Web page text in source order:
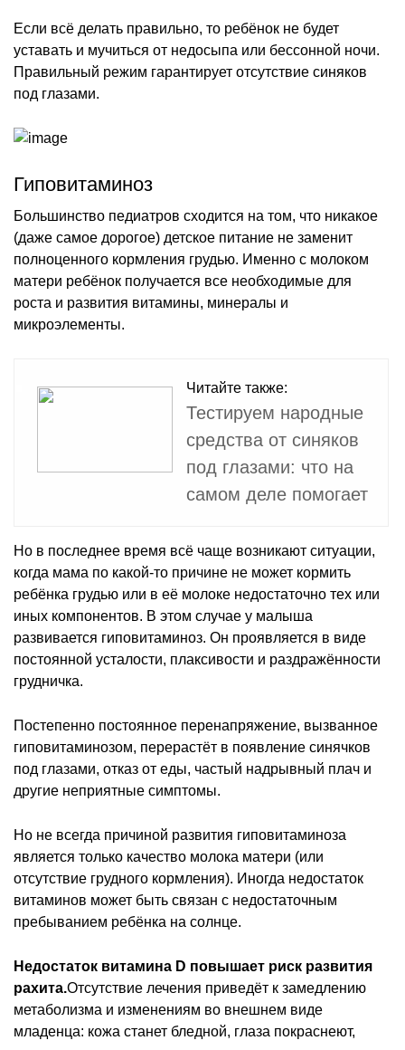
Если всё делать правильно, то ребёнок не будет
уставать и мучиться от недосыпа или бессонной ночи.
Правильный режим гарантирует отсутствие синяков
под глазами.
Гиповитаминоз
Большинство педиатров сходится на том, что никакое
(даже самое дорогое) детское питание не заменит
полноценного кормления грудью. Именно с молоком
матери ребёнок получается все необходимые для
роста и развития витамины, минералы и
микроэлементы.
Читайте также:
Тестируем народные
средства от синяков
под глазами: что на
самом деле помогает
Но в последнее время всё чаще возникают ситуации,
когда мама по какой-то причине не может кормить
ребёнка грудью или в её молоке недостаточно тех или
иных компонентов. В этом случае у малыша
развивается гиповитаминоз. Он проявляется в виде
постоянной усталости, плаксивости и раздражённости
грудничка.
Постепенно постоянное перенапряжение, вызванное
гиповитаминозом, перерастёт в появление синячков
под глазами, отказ от еды, частый надрывный плач и
другие неприятные симптомы.
Но не всегда причиной развития гиповитаминоза
является только качество молока матери (или
отсутствие грудного кормления). Иногда недостаток
витаминов может быть связан с недостаточным
пребыванием ребёнка на солнце.
Недостаток витамина D повышает риск развития
рахита.Отсутствие лечения приведёт к замедлению
метаболизма и изменениям во внешнем виде
младенца: кожа станет бледной, глаза покраснеют,